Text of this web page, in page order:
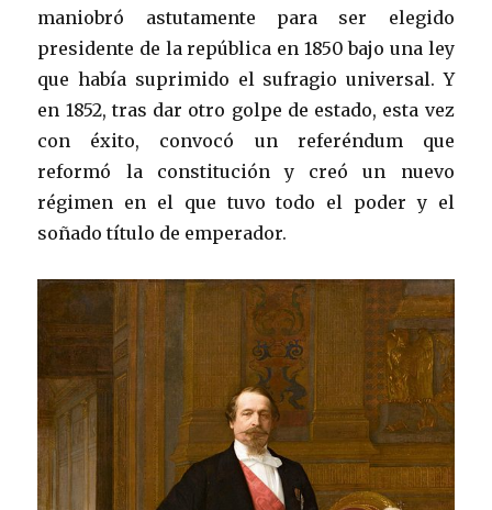
maniobró astutamente para ser elegido
presidente de la república en 1850 bajo una ley
que había suprimido el sufragio universal. Y
en 1852, tras dar otro golpe de estado, esta vez
con éxito, convocó un referéndum que
reformó la constitución y creó un nuevo
régimen en el que tuvo todo el poder y el
soñado título de emperador.